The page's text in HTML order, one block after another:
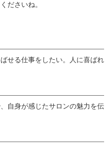
ださいね。
せる仕事をしたい。人に喜ばれ
自身が感じたサロンの魅力を伝